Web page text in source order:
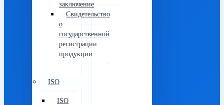
заключение
Свидетельство
о
государственной
регистрации
продукции
ISO
ISO